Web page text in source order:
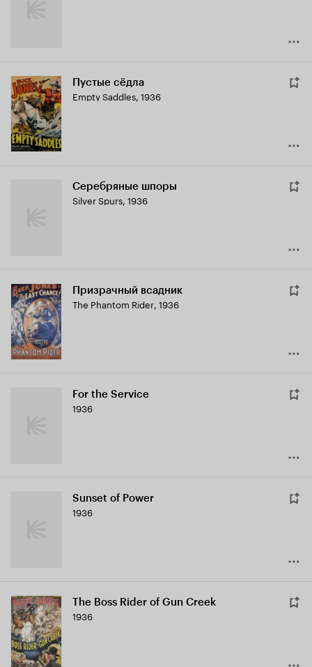
Пустые сёдла
Empty Saddles, 1936
Серебряные шпоры
Silver Spurs, 1936
Призрачный всадник
The Phantom Rider, 1936
For the Service
1936
Sunset of Power
1936
The Boss Rider of Gun Creek
1936